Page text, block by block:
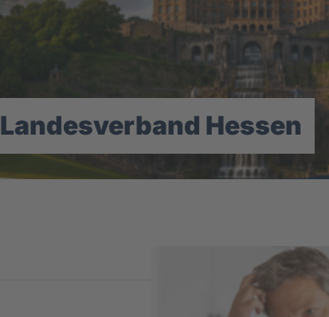
Landesverband Hessen